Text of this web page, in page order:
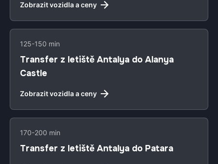
Zobrazit vozidla a ceny
125-150 min
Transfer z letiště Antalya do Alanya
Castle
Zobrazit vozidla a ceny
170-200 min
Transfer z letiště Antalya do Patara